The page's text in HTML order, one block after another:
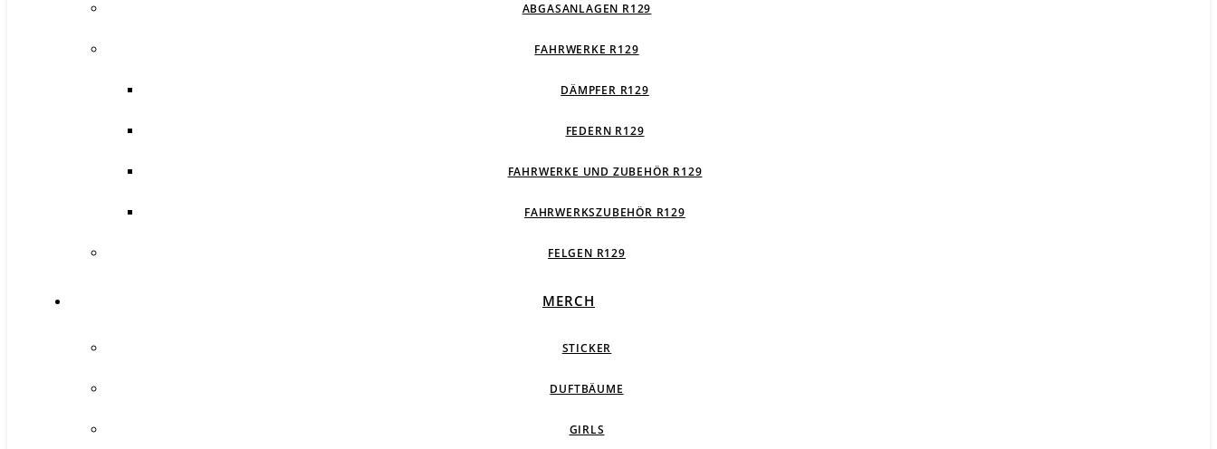
ABGASANLAGEN R129
FAHRWERKE R129
DÄMPFER R129
FEDERN R129
FAHRWERKE UND ZUBEHÖR R129
FAHRWERKSZUBEHÖR R129
FELGEN R129
MERCH
STICKER
DUFTBÄUME
GIRLS